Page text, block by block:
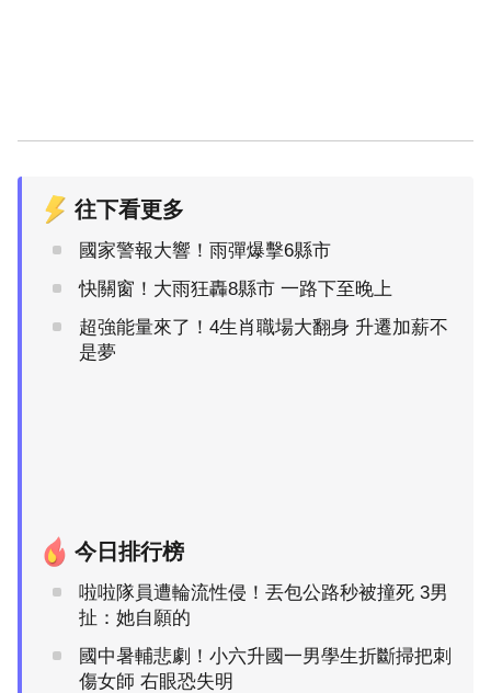
往下看更多
國家警報大響！雨彈爆擊6縣市
快關窗！大雨狂轟8縣市 一路下至晚上
超強能量來了！4生肖職場大翻身 升遷加薪不
是夢
今日排行榜
啦啦隊員遭輪流性侵！丟包公路秒被撞死 3男
扯：她自願的
國中暑輔悲劇！小六升國一男學生折斷掃把刺
傷女師 右眼恐失明